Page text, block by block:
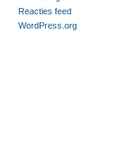
Reacties feed
WordPress.org